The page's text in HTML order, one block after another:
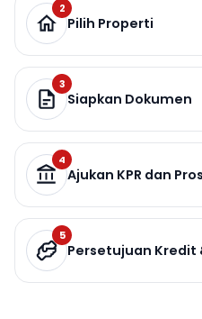
2
Pilih Properti
3
Siapkan Dokumen
4
Ajukan KPR dan
5
Persetujuan Kredit